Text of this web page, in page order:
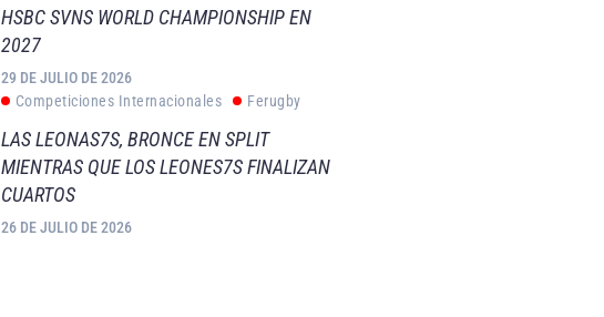
HSBC SVNS WORLD CHAMPIONSHIP EN
2027
29 DE JULIO DE 2026
Competiciones Internacionales
Ferugby
LAS LEONAS7S, BRONCE EN SPLIT
MIENTRAS QUE LOS LEONES7S FINALIZAN
CUARTOS
26 DE JULIO DE 2026